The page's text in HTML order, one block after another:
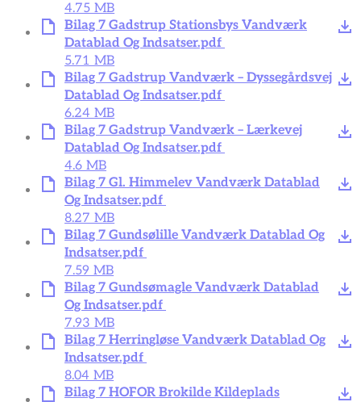
4.75 MB
Bilag 7 Gadstrup Stationsbys Vandværk
Datablad Og Indsatser.pdf
5.71 MB
Bilag 7 Gadstrup Vandværk – Dyssegårdsvej
Datablad Og Indsatser.pdf
6.24 MB
Bilag 7 Gadstrup Vandværk – Lærkevej
Datablad Og Indsatser.pdf
4.6 MB
Bilag 7 Gl. Himmelev Vandværk Datablad
Og Indsatser.pdf
8.27 MB
Bilag 7 Gundsølille Vandværk Datablad Og
Indsatser.pdf
7.59 MB
Bilag 7 Gundsømagle Vandværk Datablad
Og Indsatser.pdf
7.93 MB
Bilag 7 Herringløse Vandværk Datablad Og
Indsatser.pdf
8.04 MB
Bilag 7 HOFOR Brokilde Kildeplads